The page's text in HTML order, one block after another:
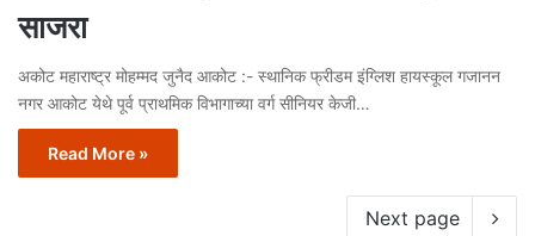
साजरा
अकोट महाराष्ट्र मोहम्मद जुनैद आकोट :- स्थानिक फ्रीडम इंग्लिश हायस्कूल गजानन
नगर आकोट येथे पूर्व प्राथमिक विभागाच्या वर्ग सीनियर केजी…
Read More »
Next page